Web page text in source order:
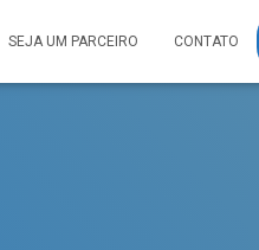
SEJA UM PARCEIRO CONTATO